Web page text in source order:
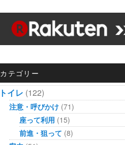
カテゴリー
トイレ (122)
注意・呼びかけ (71)
座って利用 (15)
前進・狙って (8)